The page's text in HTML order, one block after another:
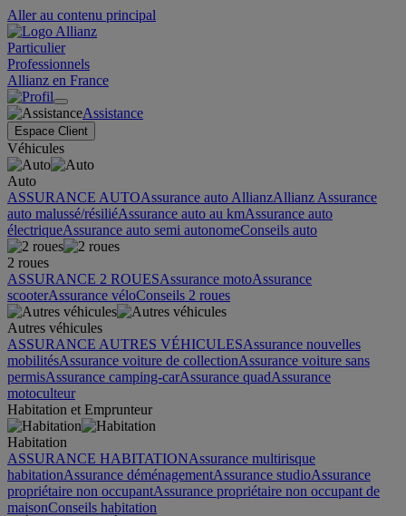
Aller au contenu principal
Particulier
Professionnels
Allianz en France
Assistance
Espace Client
Véhicules
Auto
ASSURANCE AUTOAssurance auto AllianzAllianz Assurance
auto malussé/résiliéAssurance auto au kmAssurance auto
électriqueAssurance auto semi autonomeConseils auto
2 roues
ASSURANCE 2 ROUESAssurance motoAssurance
scooterAssurance véloConseils 2 roues
Autres véhicules
ASSURANCE AUTRES VÉHICULESAssurance nouvelles
mobilitésAssurance voiture de collectionAssurance voiture sans
permisAssurance camping-carAssurance quadAssurance
motoculteur
Habitation et Emprunteur
Habitation
ASSURANCE HABITATIONAssurance multirisque
habitationAssurance déménagementAssurance studioAssurance
propriétaire non occupantAssurance propriétaire non occupant de
maisonConseils habitation